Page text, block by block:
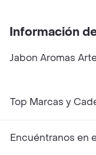
Información
Jabon Aromas
Top Marcas y
Encuéntranos en